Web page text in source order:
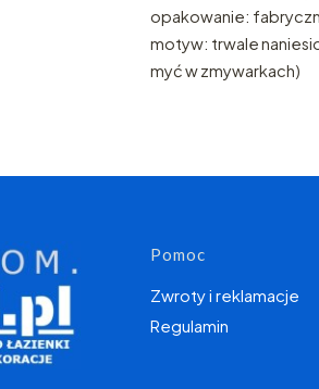
opakowanie:
motyw: trwale
myć w zmywarkach)
Linki w
Pomoc
Zwroty i reklamacje
Regulamin